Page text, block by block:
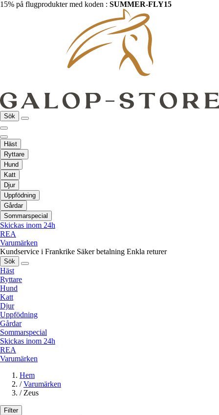
15% på flugprodukter med koden : SUMMER-FLY15
Sök
Häst
Ryttare
Hund
Katt
Djur
Uppfödning
Gårdar
Sommarspecial
Skickas inom 24h
REA
Varumärken
Kundservice i Frankrike Säker betalning Enkla returer
Sök
Häst
Ryttare
Hund
Katt
Djur
Uppfödning
Gårdar
Sommarspecial
Skickas inom 24h
REA
Varumärken
Hem
/ Varumärken
/ Zeus
Filter